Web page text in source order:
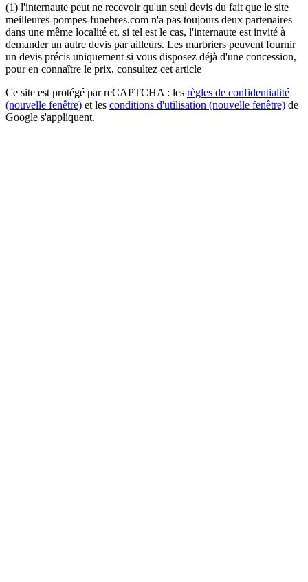
(1) l'internaute peut ne recevoir qu'un seul devis du fait que le site
meilleures-pompes-funebres.com n'a pas toujours deux partenaires
dans une même localité et, si tel est le cas, l'internaute est invité à
demander un autre devis par ailleurs. Les marbriers peuvent fournir
un devis précis uniquement si vous disposez déjà d'une concession,
pour en connaître le prix, consultez cet article
Ce site est protégé par reCAPTCHA : les règles de confidentialité
(nouvelle fenêtre) et les conditions d'utilisation (nouvelle fenêtre) de
Google s'appliquent.